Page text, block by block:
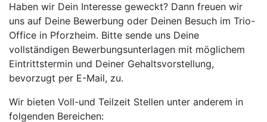
Haben wir Dein Interesse geweckt? Dann freuen wir
uns auf Deine Bewerbung oder Deinen Besuch im Trio-
Office in Pforzheim. Bitte sende uns Deine
vollständigen Bewerbungsunterlagen mit möglichem
Eintrittstermin und Deiner Gehaltsvorstellung,
bevorzugt per E-Mail, zu.
Wir bieten Voll-und Teilzeit Stellen unter anderem in
folgenden Bereichen: